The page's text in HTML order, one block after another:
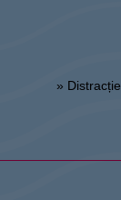
» Distracție